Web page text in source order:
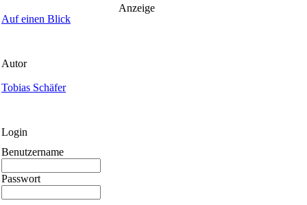
Auf einen Blick
Autor
Tobias Schäfer
Login
Benutzername
Passwort
Anzeige